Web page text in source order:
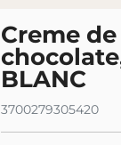
júnior
Creme
BLANC
3700279305420